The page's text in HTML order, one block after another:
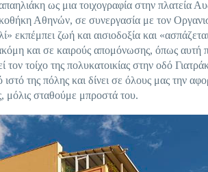
ως μια τοιχογραφία στην πλατεία
Αθηνών, σε συνεργασία με τον
ζωή και αισιοδοξία και
και σε καιρούς απομόνωσης, όπως
τοίχο της πολυκατοικίας στην οδό
της πόλης και δίνει σε όλους μας την
μόλις σταθούμε μπροστά του.